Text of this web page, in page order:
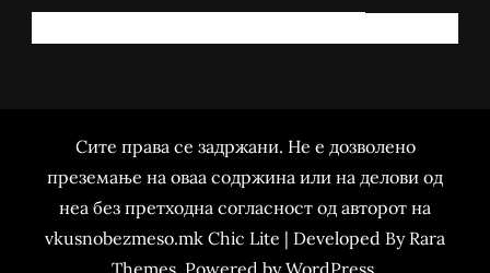
Сите права се задржани. Не е дозволено
преземање на оваа содржина или на делови од
неа без претходна согласност од авторот на
vkusnobezmeso.mk Chic Lite | Developed By Rara
Themes . Powered byWordPress